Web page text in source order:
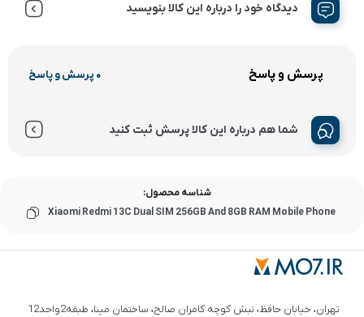
دیدگاه خود را درباره این کالا بنویسید
پرسش و پاسخ 0 پرسش و پاسخ
شما هم درباره این کالا پرسش ثبت کنید
شناسه محصول:
Xiaomi Redmi 13C Dual SIM 256GB And 8GB RAM Mobile Phone
تهران، خیابان حافظ، نبش کوچه کامران صالح، ساختمان مینا، طبقه2واحد12